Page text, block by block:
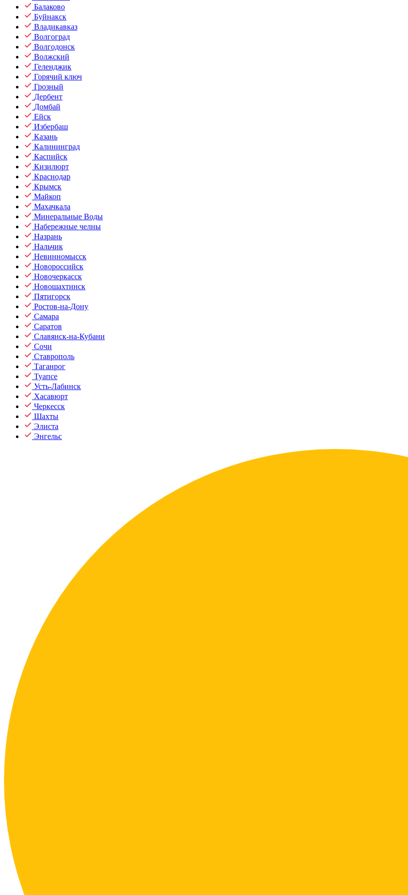
Балаково
Буйнакск
Владикавказ
Волгоград
Волгодонск
Волжский
Геленджик
Горячий ключ
Грозный
Дербент
Домбай
Ейск
Избербаш
Казань
Калининград
Каспийск
Кизилюрт
Краснодар
Крымск
Майкоп
Махачкала
Минеральные Воды
Набережные челны
Назрань
Нальчик
Невинномысск
Новороссийск
Новочеркасск
Новошахтинск
Пятигорск
Ростов-на-Дону
Самара
Саратов
Славянск-на-Кубани
Сочи
Ставрополь
Таганрог
Туапсе
Усть-Лабинск
Хасавюрт
Черкесск
Шахты
Элиста
Энгельс